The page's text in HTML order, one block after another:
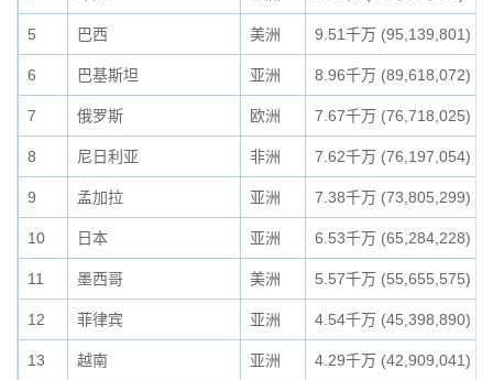
5 巴西 美洲 9.51千万 (95,139,801)
6 巴基斯坦 亚洲 8.96千万 (89,618,072)
7 俄罗斯 欧洲 7.67千万 (76,718,025)
8 尼日利亚 非洲 7.62千万 (76,197,054)
9 孟加拉 亚洲 7.38千万 (73,805,299)
10 日本 亚洲 6.53千万 (65,284,228)
11 墨西哥 美洲 5.57千万 (55,655,575)
12 菲律宾 亚洲 4.54千万 (45,398,890)
13 越南 亚洲 4.29千万 (42,909,041)